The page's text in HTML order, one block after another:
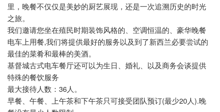
里，晚餐不仅仅是美妙的厨艺展现，还是一次追溯历史的时光
之旅。
我们邀请您坐在殖民时期装饰风格的、空调恒温的、豪华晚餐
电车上用餐,我们将提供最好的服务以及到了新西兰必要尝试的
最佳的菜肴和最棒的美酒。
基督城古式电车餐厅还可以为生日、婚礼、以及商务会谈提供
特殊的餐饮服务
最大接待人数： 36人。
早餐、午餐、上午茶和下午茶只可接受团队预订(最少20人).晚